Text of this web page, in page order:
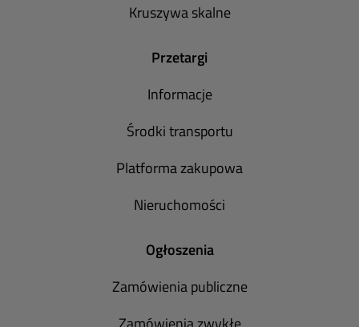
Kruszywa skalne
Przetargi
Informacje
Środki transportu
Platforma zakupowa
Nieruchomości
Ogłoszenia
Zamówienia publiczne